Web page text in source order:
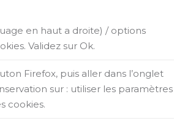
en haut a droite) / options
Validez sur Ok.
Firefox, puis aller dans l’onglet
sur : utiliser les paramètres
cookies.